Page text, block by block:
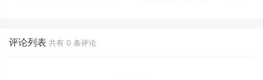
评论列表 共有 0 条评论